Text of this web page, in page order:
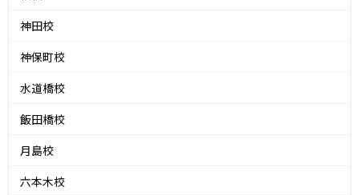
神田校
神保町校
水道橋校
飯田橋校
月島校
六本木校